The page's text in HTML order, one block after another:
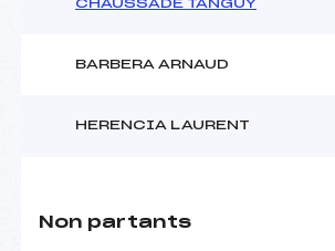
CHAUSSADE TANGUY
BARBERA ARNAUD
HERENCIA LAURENT
Non partants